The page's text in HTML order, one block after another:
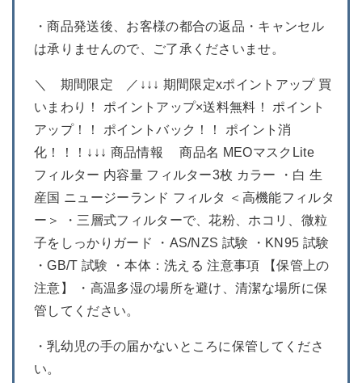
・商品発送後、お客様の都合の返品・キャンセル
は承りませんので、ご了承くださいませ。
＼ 期間限定 ／↓↓↓ 期間限定xポイントアップ 買
いまわり！ ポイントアップ×送料無料！ ポイント
アップ！！ ポイントバック！！ ポイント消
化！！！↓↓↓ 商品情報 商品名 MEOマスクLite
フィルター 内容量 フィルター3枚 カラー ・白 生
産国 ニュージーランド フィルタ ＜高機能フィルタ
ー＞ ・三層式フィルターで、花粉、ホコリ、微粒
子をしっかりガード ・AS/NZS 試験 ・KN95 試験
・GB/T 試験 ・本体：洗える 注意事項 【保管上の
注意】 ・高温多湿の場所を避け、清潔な場所に保
管してください。
・乳幼児の手の届かないところに保管してくださ
い。